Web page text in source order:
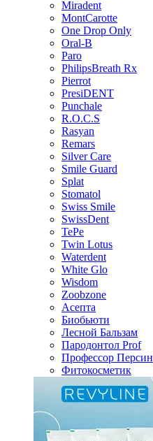
Miradent
MontCarotte
One Drop Only
Oral-B
Paro
PhilipsBreath Rx
Pierrot
PresiDENT
Punchale
R.O.C.S
Rasyan
Remars
Silver Care
Smile Guard
Splat
Stomatol
Swiss Smile
SwissDent
TePe
Twin Lotus
Waterdent
White Glo
Wisdom
Zoobzone
Асепта
Биобьюти
Лесной Бальзам
Пародонтол Prof
Профессор Персин
Фитокосметик